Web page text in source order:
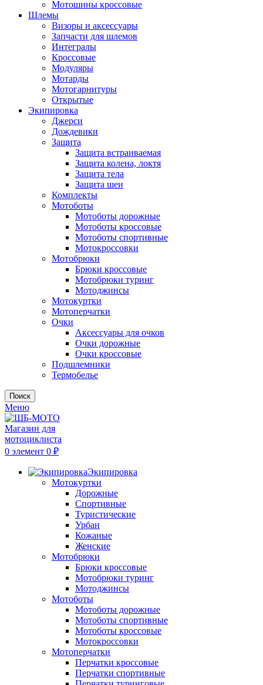
Мотошины кроссовые
Шлемы
Визоры и аксессуары
Запчасти для шлемов
Интегралы
Кроссовые
Модуляры
Мотарды
Мотогарнитуры
Открытые
Экипировка
Джерси
Дождевики
Защита
Защита встраиваемая
Защита колена, локтя
Защита тела
Защита шеи
Комплекты
Мотоботы
Мотоботы дорожные
Мотоботы кроссовые
Мотоботы спортивные
Мотокроссовки
Мотобрюки
Брюки кроссовые
Мотобрюки туринг
Мотоджинсы
Мотокуртки
Мотоперчатки
Очки
Аксессуары для очков
Очки дорожные
Очки кроссовые
Подшлемники
Термобелье
Поиск
Меню
0 элемент 0 ₽
Экипировка
Мотокуртки
Дорожные
Спортивные
Туристические
Урбан
Кожаные
Женские
Мотобрюки
Брюки кроссовые
Мотобрюки туринг
Мотоджинсы
Мотоботы
Мотоботы дорожные
Мотоботы спортивные
Мотоботы кроссовые
Мотокроссовки
Мотоперчатки
Перчатки кроссовые
Перчатки спортивные